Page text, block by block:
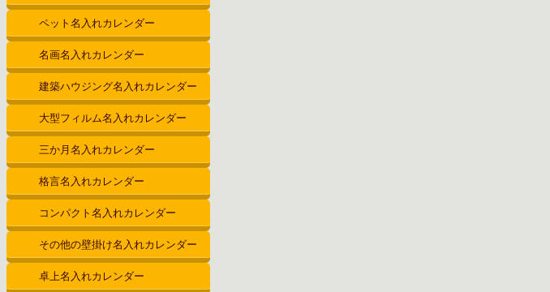
ペット名入れカレンダー
名画名入れカレンダー
建築ハウジング名入れカレンダー
大型フィルム名入れカレンダー
三か月名入れカレンダー
格言名入れカレンダー
コンパクト名入れカレンダー
その他の壁掛け名入れカレンダー
卓上名入れカレンダー